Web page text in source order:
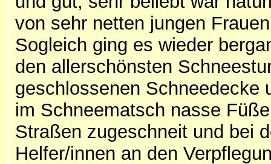
von sehr netten jungen
Sogleich ging es wieder
den allerschönsten
geschlossenen Schneedecke
im Schneematsch nasse
Straßen zugeschneit und bei
Helfer/innen an den